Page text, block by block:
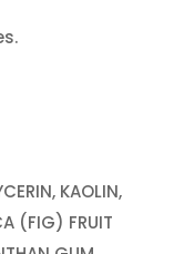
KAOLIN,
(FIG) FRUIT